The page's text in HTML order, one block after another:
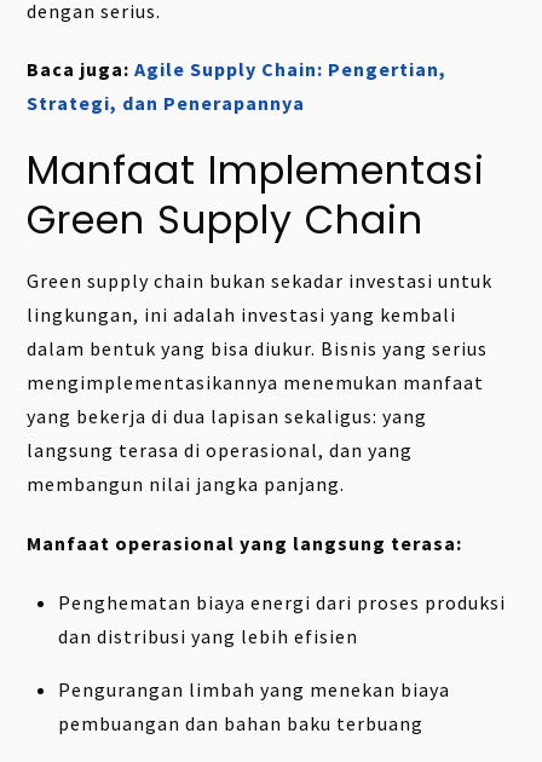
dengan serius.
Baca juga:Agile Supply Chain: Pengertian,
Strategi, dan Penerapannya
Manfaat Implementasi
Green Supply Chain
Green supply chain bukan sekadar investasi untuk
lingkungan, ini adalah investasi yang kembali
dalam bentuk yang bisa diukur. Bisnis yang serius
mengimplementasikannya menemukan manfaat
yang bekerja di dua lapisan sekaligus: yang
langsung terasa di operasional, dan yang
membangun nilai jangka panjang.
Manfaat operasional yang langsung terasa:
Penghematan biaya energi dari proses produksi
dan distribusi yang lebih efisien
Pengurangan limbah yang menekan biaya
pembuangan dan bahan baku terbuang